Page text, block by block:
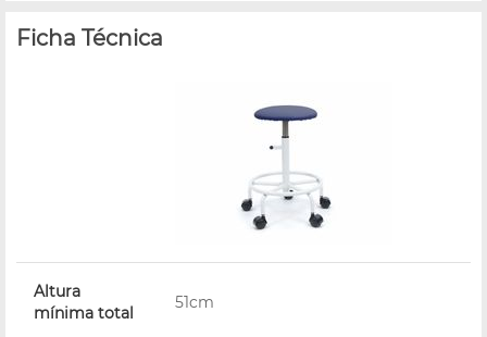
Ficha Técnica
Altura
mínima total
51cm